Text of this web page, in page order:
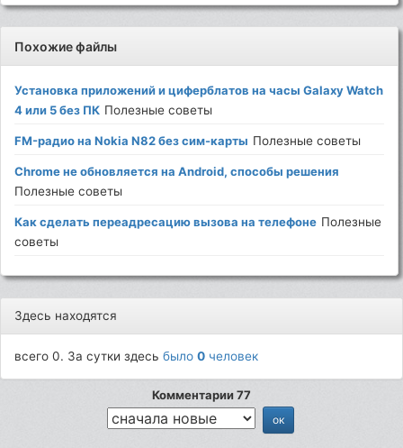
Похожие файлы
Установка приложений и циферблатов на часы Galaxy Watch
4 или 5 без ПК Полезные советы
FM-радио на Nokia N82 без сим-карты Полезные советы
Chrome не обновляется на Android, способы решения
Полезные советы
Как сделать переадресацию вызова на телефоне Полезные
советы
Здесь находятся
всего 0. За сутки здесьбыло0 человек
Комментарии 77